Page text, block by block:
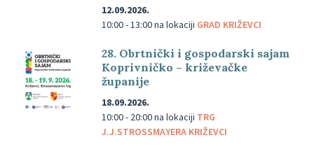
12.09.2026.
10:00 - 13:00na lokaciji GRAD KRIŽEVCI
28. Obrtnički i gospodarski sajam
Koprivničko – križevačke
županije
18.09.2026.
10:00 - 20:00na lokaciji TRG
J.J.STROSSMAYERA KRIŽEVCI